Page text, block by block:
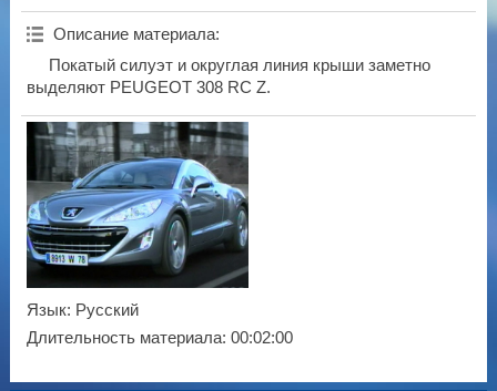
Описание материала:
Покатый силуэт и округлая линия крыши заметно
выделяют PEUGEOT 308 RC Z.
Язык: Русский
Длительность материала: 00:02:00